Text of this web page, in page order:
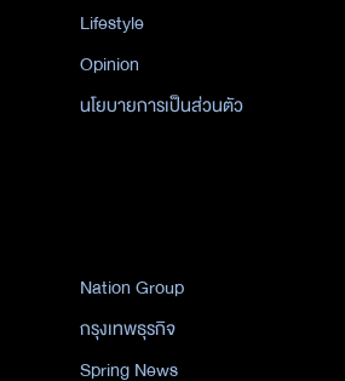
Lifestyle
Opinion
นโยบายการเป็นส่วนตัว
Nation Group
กรุงเทพธุรกิจ
Spring News